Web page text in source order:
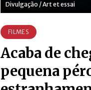
Divulgação / Art et essai
FILMES
Acaba de
pequena